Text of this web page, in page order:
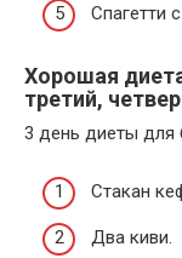
Спагетти
Хорошая
третий,
3 день диеты для
Стакан
Два киви.